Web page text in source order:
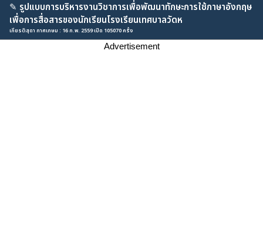
✎ รูปแบบการบริหารงานวิชาการเพื่อพัฒนาทักษะการใช้ภาษาอังกฤษ
เพื่อการสื่อสารของนักเรียนโรงเรียนเทศบาลวัดห
เกียรติสุดา กาศเกษม : 16 ก.พ. 2559 เปิด 105070 ครั้ง
Advertisement